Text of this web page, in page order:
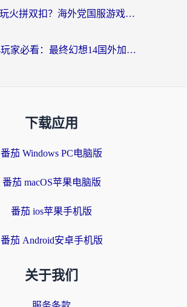
泰国怎么玩火拼双扣？海外党国服游戏加速终极指南（附暗区突围植物大战僵尸实测）
海外FF14玩家必看：最终幻想14国外加速器下载安装全攻略+卡顿解决秘籍
下载应用
番茄 Windows PC电脑版
番茄 macOS苹果电脑版
番茄 ios苹果手机版
番茄 Android安卓手机版
关于我们